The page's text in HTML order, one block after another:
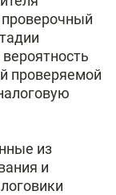
проверяемой
из
и